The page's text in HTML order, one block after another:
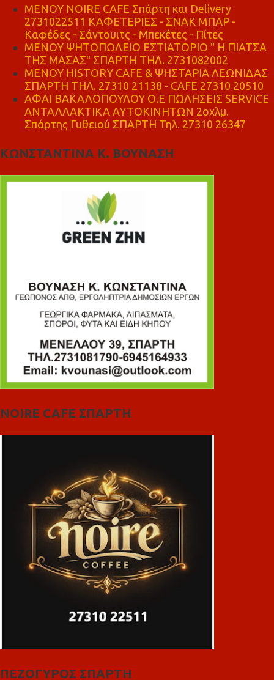
MENOY NOIRE CAFE Σπάρτη και Delivery
2731022511 ΚΑΦΕΤΕΡΙΕΣ - ΣΝΑΚ ΜΠΑΡ -
Καφέδες - Σάντουιτς - Μπεκέτες - Πίτες
ΜΕΝΟΥ ΨΗΤΟΠΩΛΕΙΟ ΕΣΤΙΑΤΟΡΙΟ " Η ΠΙΑΤΣΑ
ΤΗΣ ΜΑΣΑΣ" ΣΠΑΡΤΗ ΤΗΛ. 2731082002
ΜΕΝΟΥ HISTORY CAFE & ΨΗΣΤΑΡΙΑ ΛΕΩΝΙΔΑΣ
ΣΠΑΡΤΗ ΤΗΛ. 27310 21138 - CAFE 27310 20510
ΑΦΑΙ ΒΑΚΑΛΟΠΟΥΛΟΥ Ο.Ε ΠΩΛΗΣΕΙΣ SERVICE
ΑΝΤΑΛΛΑΚΤΙΚΑ ΑΥΤΟΚΙΝΗΤΩΝ 2οχλμ.
Σπάρτης Γυθειού ΣΠΑΡΤΗ Τηλ. 27310 26347
ΚΩΝΣΤΑΝΤΙΝΑ Κ. ΒΟΥΝΑΣΗ
NOIRE CAFE ΣΠΑΡΤΗ
ΠΕΖΟΓΥΡΟΣ ΣΠΑΡΤΗ